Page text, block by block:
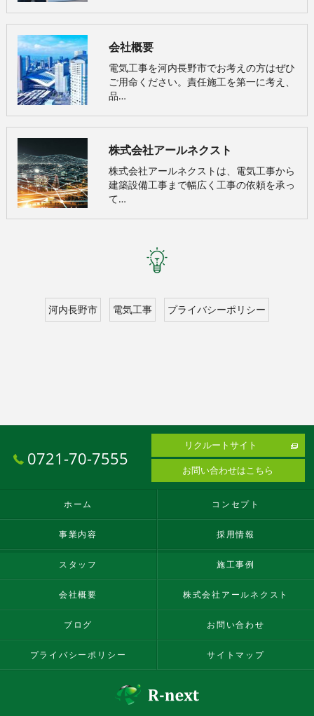
会社概要
電気工事を河内長野市でお考えの方はぜひ
ご用命ください。責任施工を第一に考え、
品…
株式会社アールネクスト
株式会社アールネクストは、電気工事から
建築設備工事まで幅広く工事の依頼を承っ
て…
河内長野市 電気工事 プライバシーポリシー
0721-70-7555
リクルートサイト
お問い合わせはこちら
ホーム コンセプト
事業内容 採用情報
スタッフ 施工事例
会社概要 株式会社アールネクスト
ブログ お問い合わせ
プライバシーポリシー サイトマップ